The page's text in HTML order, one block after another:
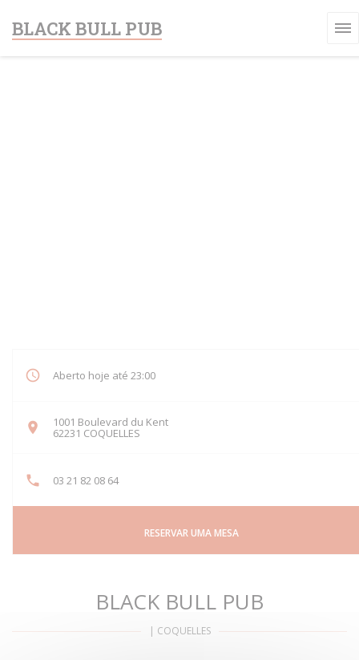
BLACK BULL PUB
Aberto hoje até 23:00
1001 Boulevard du Kent
62231 COQUELLES
03 21 82 08 64
RESERVAR UMA MESA
BLACK BULL PUB
| COQUELLES